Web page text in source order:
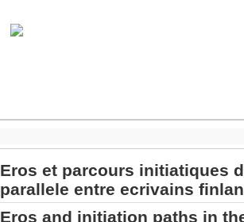
Eros et parcours initiatiques
parallele entre ecrivains
Eros and initiation paths in